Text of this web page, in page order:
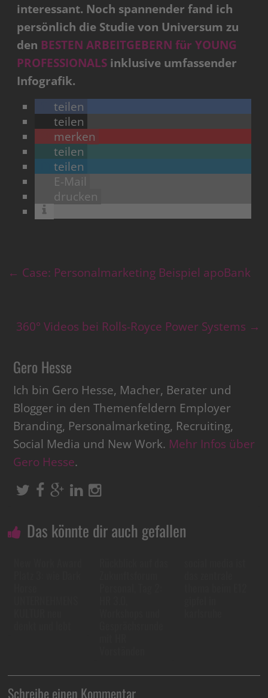
interessant. Noch spannender fand ich
persönlich die Studie von Universum zu
den BESTEN ARBEITGEBERN für YOUNG
PROFESSIONALS inklusive umfassender
Infografik.
teilen
teilen
merken
teilen
teilen
E-Mail
drucken
← Case: Personalmarketing Beispiel apoBank
360° Videos bei Rolls-Royce Power Systems →
Gero Hesse
Ich bin Gero Hesse, Macher, Berater und
Blogger in den Themenfeldern Employer
Branding, Personalmarketing, Recruiting,
Social Media und New Work. Mehr Infos über
Gero Hesse.
Das könnte dir auch gefallen
Schreibe einen Kommentar